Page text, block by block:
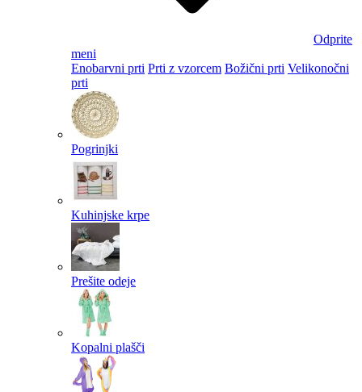
Odprite
meni
Enobarvni prti Prti z vzorcem Božični prti Velikonočni
prti​
Pogrinjki
Kuhinjske krpe
Prešite odeje
Kopalni plašči